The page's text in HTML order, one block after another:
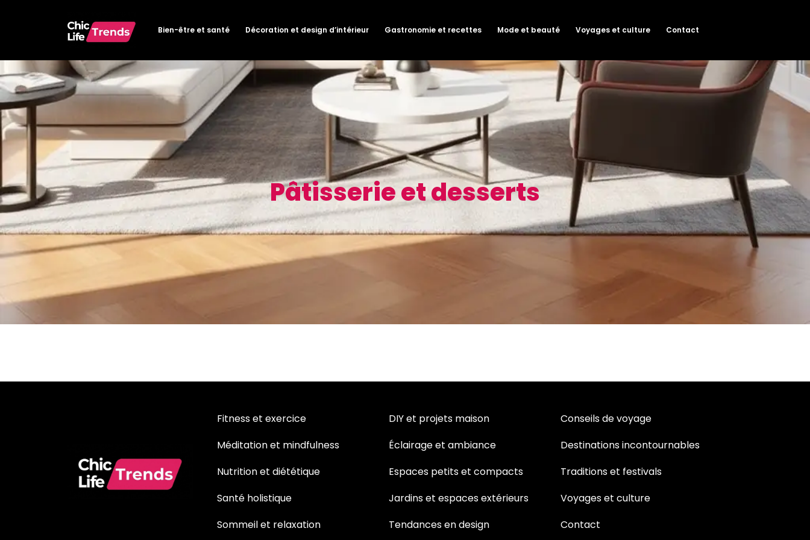
Bien-être et santé Décoration et design d’intérieur Gastronomie et recettes Mode et beauté Voyages et culture Contact
Pâtisserie et desserts
Fitness et exercice
Méditation et mindfulness
Nutrition et diététique
Santé holistique
Sommeil et relaxation
DIY et projets maison
Éclairage et ambiance
Espaces petits et compacts
Jardins et espaces extérieurs
Tendances en design
Conseils de voyage
Destinations incontournables
Traditions et festivals
Voyages et culture
Contact